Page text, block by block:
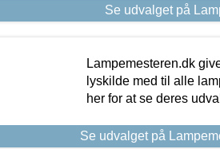
Se udvalget på
Lampemesteren.dk
lyskilde med til alle
her for at se deres
Se udvalget på